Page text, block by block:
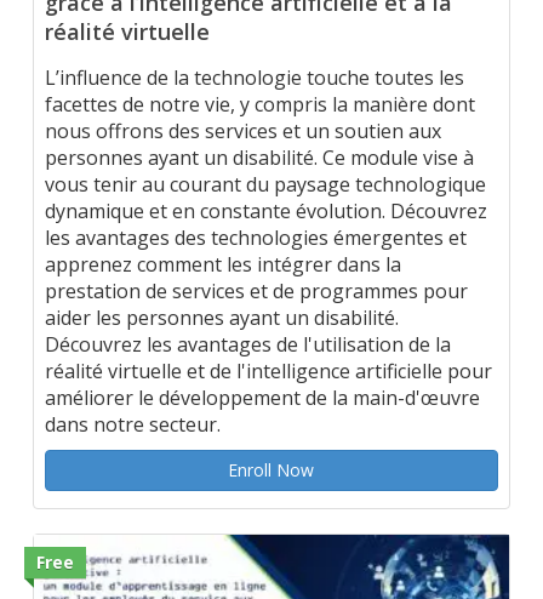
réalité virtuelle
L’influence de la technologie touche toutes les
facettes de notre vie, y compris la manière dont
nous offrons des services et un soutien aux
personnes ayant un disabilité. Ce module vise à
vous tenir au courant du paysage technologique
dynamique et en constante évolution. Découvrez
les avantages des technologies émergentes et
apprenez comment les intégrer dans la
prestation de services et de programmes pour
aider les personnes ayant un disabilité.
Découvrez les avantages de l'utilisation de la
réalité virtuelle et de l'intelligence artificielle pour
améliorer le développement de la main-d'œuvre
dans notre secteur.
Enroll Now
Free